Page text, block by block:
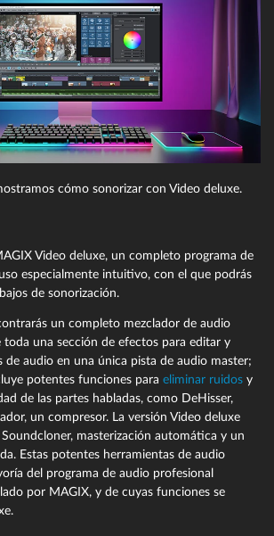
cómo sonorizar con Video deluxe.
Video deluxe, un completo programa de
especialmente intuitivo, con el que podrás
de sonorización.
un completo mezclador de audio
una sección de efectos para editar y
de audio en una única pista de audio master;
potentes funciones para eliminar ruidos y
de las partes habladas, como DeHisser,
un compresor. La versión Video deluxe
Soundcloner, masterización automática y un
Estas potentes herramientas de audio
del programa de audio profesional
por MAGIX, y de cuyas funciones se